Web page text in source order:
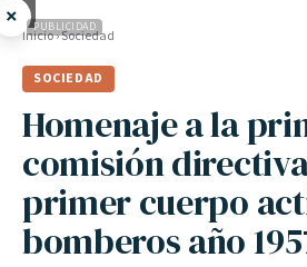
× PUBLICIDAD
Inicio›Sociedad
SOCIEDAD
Homenaje a la
comisión
primer cuerpo
bomberos año